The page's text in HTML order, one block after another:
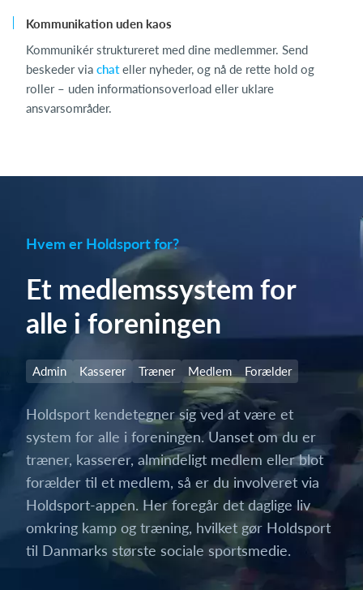
Kommunikation uden kaos
Kommunikér struktureret med dine medlemmer. Send
beskeder via chateller nyheder, og nå de rette hold og
roller – uden informationsoverload eller uklare
ansvarsområder.
Hvem er Holdsport for?
Et medlemssystem for
alle i foreningen
Admin Kasserer Træner Medlem Forælder
Holdsport kendetegner sig ved at være et
system for alle i foreningen. Uanset om du er
træner, kasserer, almindeligt medlem eller blot
forælder til et medlem, så er du involveret via
Holdsport-appen. Her foregår det daglige liv
omkring kamp og træning, hvilket gør Holdsport
til Danmarks største sociale sportsmedie.